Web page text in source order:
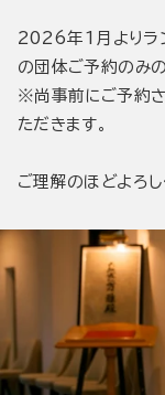
2026年1月よりラ
の団体ご予約のみ
※尚事前にご予約
ただきます。
ご理解のほどよろし